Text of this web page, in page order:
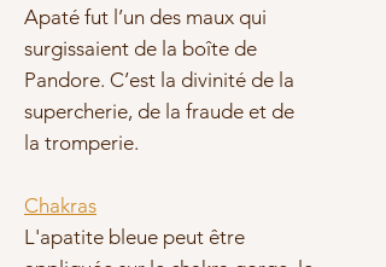
Apaté fut l’un des maux qui
surgissaient de la boîte de
Pandore. C’est la divinité de la
supercherie, de la fraude et de
la tromperie.
Chakras
L'apatite bleue peut être